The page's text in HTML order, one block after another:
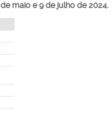
maio e 9 de julho de 2024.